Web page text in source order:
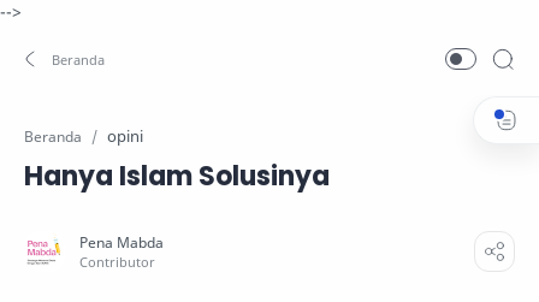
-->
Beranda opini
Hanya Islam Solusinya